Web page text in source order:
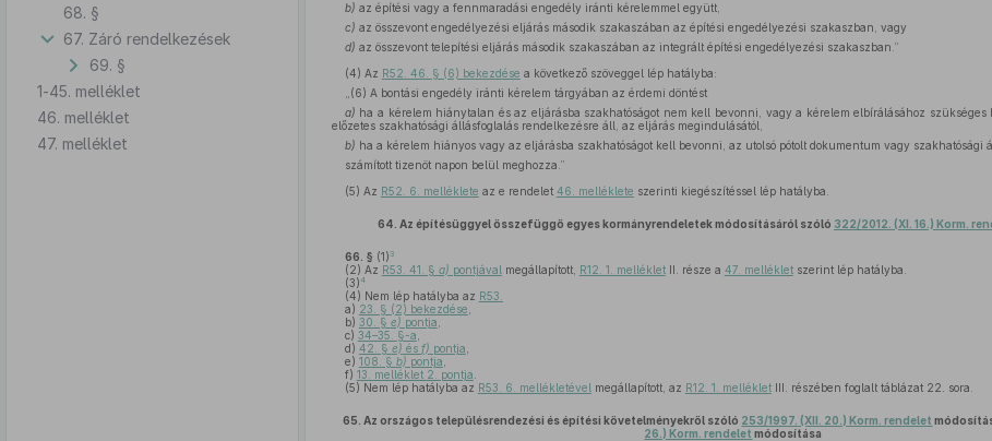
68. §
67. Záró rendelkezések
69. §
1-45. melléklet
46. melléklet
47. melléklet
b) az építési vagy a fennmaradási engedély iránti kérelemmel együtt,
c) az összevont engedélyezési eljárás második szakaszában az építési engedélyezési szakaszban, vagy
d) az összevont telepítési eljárás második szakaszában az integrált építési engedélyezési szakaszban.”
(4) Az R52. 46. § (6) bekezdése a következő szöveggel lép hatályba:
„(6) A bontási engedély iránti kérelem tárgyában az érdemi döntést
a) ha a kérelem hiánytalan és az eljárásba szakhatóságot nem kell bevonni, vagy a kérelem elbírálásához szükséges
előzetes szakhatósági állásfoglalás rendelkezésre áll, az eljárás megindulásától,
b) ha a kérelem hiányos vagy az eljárásba szakhatóságot kell bevonni, az utolsó pótolt dokumentum vagy szakhatósági
számított tizenöt napon belül meghozza.”
(5) Az R52. 6. melléklete az e rendelet 46. melléklete szerinti kiegészítéssel lép hatályba.
64. Az építésüggyel összefüggő egyes kormányrendeletek módosításáról szóló 322/2012. (XI. 16.) Korm.
66. § (1) 3
(2) Az R53. 41. § a) pontjával megállapított, R12. 1. mellékletII. része a 47. mellékletszerint lép hatályba.
(3)4
(4) Nem lép hatályba az R53.
a) 23. § (2) bekezdése
b) 30. § e) pontja
c) 34–35. §-a
d) 42. § e) és f) pontja
e) 108. § b) pontja
f) 13. melléklet 2. pontja
(5) Nem lép hatályba az R53. 6. mellékletével megállapított, az R12. 1. mellékletIII. részében foglalt táblázat 22. sora.
65. Az országos településrendezési és építési követelményekről szóló 253/1997. (XII. 20.) Korm. rendelet
26.) Korm. rendelet módosítása